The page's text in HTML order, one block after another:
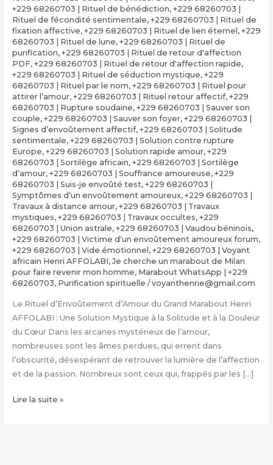
+229 68260703 | Rituel de bénédiction, +229 68260703 |
Rituel de fécondité sentimentale, +229 68260703 | Rituel de
fixation affective, +229 68260703 | Rituel de lien éternel , +229
68260703 | Rituel de lune, +229 68260703 | Rituel de
purification, +229 68260703 | Rituel de retour d'affection
PDF, +229 68260703 | Rituel de retour d'affection rapide,
+229 68260703 | Rituel de séduction mystique, +229
68260703 | Rituel par le nom, +229 68260703 | Rituel pour
attirer l’amour, +229 68260703 | Rituel retour affectif, +229
68260703 | Rupture soudaine, +229 68260703 | Sauver son
couple, +229 68260703 | Sauver son foyer, +229 68260703 |
Signes d’envoûtement affectif, +229 68260703 | Solitude
sentimentale, +229 68260703 | Solution contre rupture
Europe, +229 68260703 | Solution rapide amour, +229
68260703 | Sortilège africain, +229 68260703 | Sortilège
d’amour, +229 68260703 | Souffrance amoureuse, +229
68260703 | Suis-je envoûté test, +229 68260703 |
Symptômes d’un envoûtement amoureux, +229 68260703 |
Travaux à distance amour, +229 68260703 | Travaux
mystiques, +229 68260703 | Travaux occultes, +229
68260703 | Union astrale, +229 68260703 | Vaudou béninois,
+229 68260703 | Victime d'un envoûtement amoureux forum,
+229 68260703 | Vide émotionnel , +229 68260703 | Voyant
africain Henri AFFOLABI, Je cherche un marabout de Milan
pour faire revenir mon homme, Marabout WhatsApp | +229
68260703, Purification spirituelle /voyanthenrie@gmail.com
Le Rituel d’Envoûtement d’Amour du Grand Marabout Henri
AFFOLABI : Une Solution Mystique à la Solitude et à la Douleur
du Cœur Dans les arcanes mystérieux de l’amour,
nombreuses sont les âmes perdues, qui errent dans
l’obscurité, désespérant de retrouver la lumière de l’affection
et de la passion. Nombreux sont ceux qui, frappés par les […]
Rituel
Lire la suite »